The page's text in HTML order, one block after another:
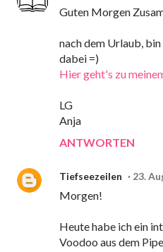
Guten Morgen
nach dem Urlaub,
dabei =)
Hier geht's zu
LG
Anja
ANTWORTEN
Tiefseezeilen 23.
Morgen!
Heute habe ich ein
Voodoo aus dem